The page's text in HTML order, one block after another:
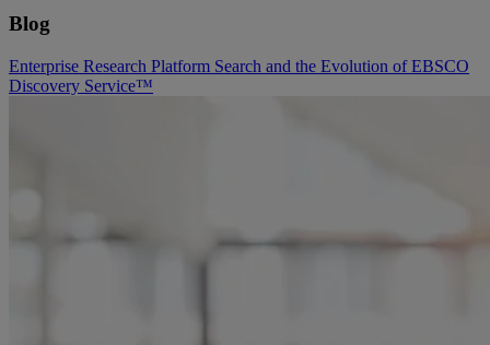
Blog
Enterprise Research Platform Search and the Evolution of EBSCO
Discovery Service™